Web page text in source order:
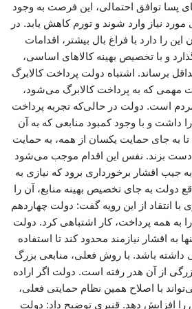
پسا توافق احتمالی، این فرصت به وجود
نیاز وارد شوند و تورم کاهش یابد. در
را دارد با فراغ بال بیشتر، اقدامات
و با تخصیص بهینه کالاهای اساسی،
برساند. اشتباه دولت پرداخت کالابرگ
مهمی که به پرداخت کالابرگ می‌شود،
است. دولت در حالی‌که تجربه پرداخت
داشت و با وجود کمبود منابعی که به آن
به جای حمایت یکسان از همه، به حمایت
دست بزند. نفس این اقدام موجب می‌شود
جیب اقشار برخورداری برود که نیازی به
دولت به جای تخصیص بهینه منابع، آن را
با انتقاد از این رویه گفت: دولت چهاردهم
را به همه پرداخت، کار اشتباهی کرد. دولت
به اقشار نیازمند محدود کند تا استفاده
داشته باشد. با روش فعلی، منابعی بزرگ
از آن هدر رفته است. دولت اگر اراده
با اصلاح همین نظام حمایتی فعلی،
را افزایش دهد. قنبری توضیح داد: دولت